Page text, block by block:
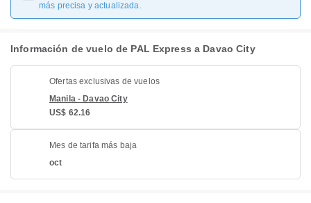
más precisa y actualizada.
Información de vuelo de PAL Express a Davao City
Ofertas exclusivas de vuelos
Manila - Davao City
US$ 62.16
Mes de tarifa más baja
oct